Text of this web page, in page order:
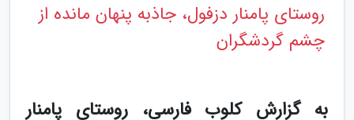
روستای پامنار دزفول، جاذبه پنهان مانده از
چشم گردشگران
به گزارش کلوب فارسی، روستای پامنار